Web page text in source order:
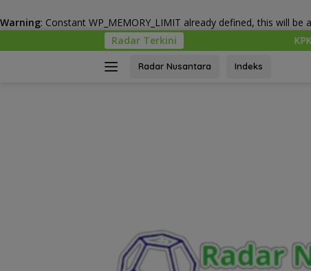
Warning: Constant WP_MEMORY_LIMIT already defined, this will be
ke
Radar Terkini KPK-Kemendagri
Radar Nusantara Indeks